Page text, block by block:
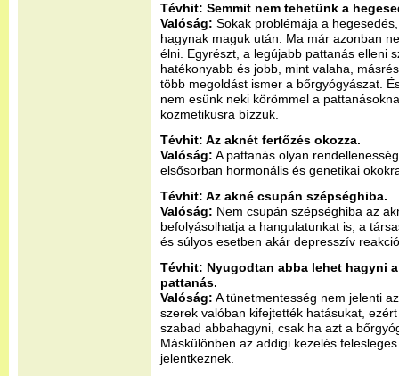
Tévhit: Semmit nem tehetünk a
Valóság: Sokak problémája a
hagynak maguk után. Ma már azonban
élni. Egyrészt, a legújabb pattanás elleni
hatékonyabb és jobb, mint valaha,
több megoldást ismer a bőrgyógyászat.
nem esünk neki körömmel a
kozmetikusra bízzuk.
Tévhit: Az aknét fertőzés okozza.
Valóság: A pattanás olyan
elsősorban hormonális és genetikai
Tévhit: Az akné csupán szépséghiba.
Valóság: Nem csupán szépséghiba az
befolyásolhatja a hangulatunkat is, a
és súlyos esetben akár depresszív
Tévhit: Nyugodtan abba lehet hagyni
pattanás.
Valóság: A tünetmentesség nem jelenti
szerek valóban kifejtették hatásukat,
szabad abbahagyni, csak ha azt a
Máskülönben az addigi kezelés
jelentkeznek.